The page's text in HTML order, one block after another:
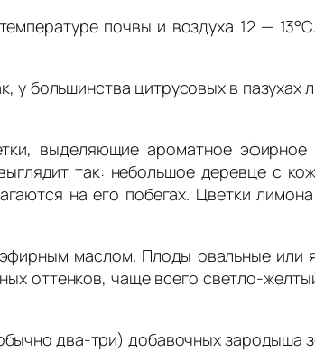
почвы и воздуха 12 —
у большинства цитрусовых в пазухах
выделяющие ароматное
так: небольшое деревце с
на его побегах. Цветки
маслом. Плоды овальные или
оттенков, чаще всего светло-
два-три) добавочных зародыша